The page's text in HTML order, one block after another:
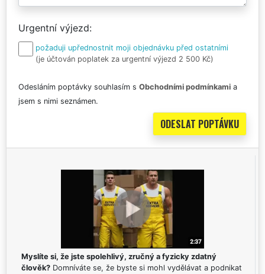
Urgentní výjezd
požaduji upřednostnit moji objednávku před ostatními
(je účtován poplatek za urgentní výjezd 2 500 Kč)
Odesláním poptávky souhlasím s Obchodními podmínkami a
jsem s nimi seznámen.
Myslíte si, že jste spolehlivý, zručný a fyzicky zdatný
člověk? Domníváte se, že byste si mohl vydělávat a podnikat